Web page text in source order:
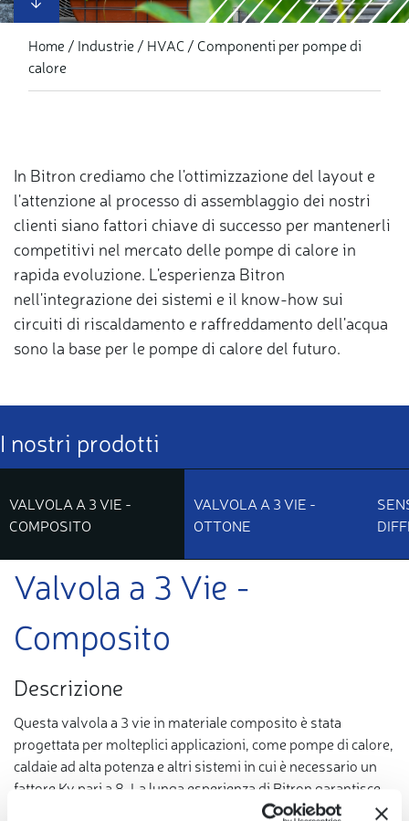
Home Industrie HVAC
Componenti per pompe di
calore
In Bitron crediamo che l'ottimizzazione del layout e
l'attenzione al processo di assemblaggio dei nostri
clienti siano fattori chiave di successo per mantenerli
competitivi nel mercato delle pompe di calore in
rapida evoluzione. L'esperienza Bitron
nell'integrazione dei sistemi e il know-how sui
circuiti di riscaldamento e raffreddamento dell'acqua
sono la base per le pompe di calore del futuro.
I nostri prodotti
VALVOLA A 3 VIE -
COMPOSITO
VALVOLA A 3 VIE -
OTTONE
Valvola a 3 Vie -
Composito
Descrizione
Questa valvola a 3 vie in materiale composito è stata
progettata per molteplici applicazioni, come pompe di calore,
caldaie ad alta potenza e altri sistemi in cui è necessario un
fattore Kv pari a 8. La lunga esperienza di Bitron garantisce
l'affidabilità e la customizzazione che la rende molto